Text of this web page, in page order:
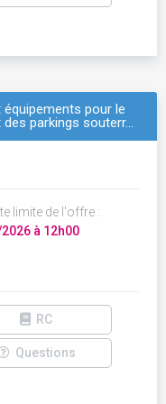
pour le
parkings souterr…
limite de l'offre :
à 12h00
RC
Questions